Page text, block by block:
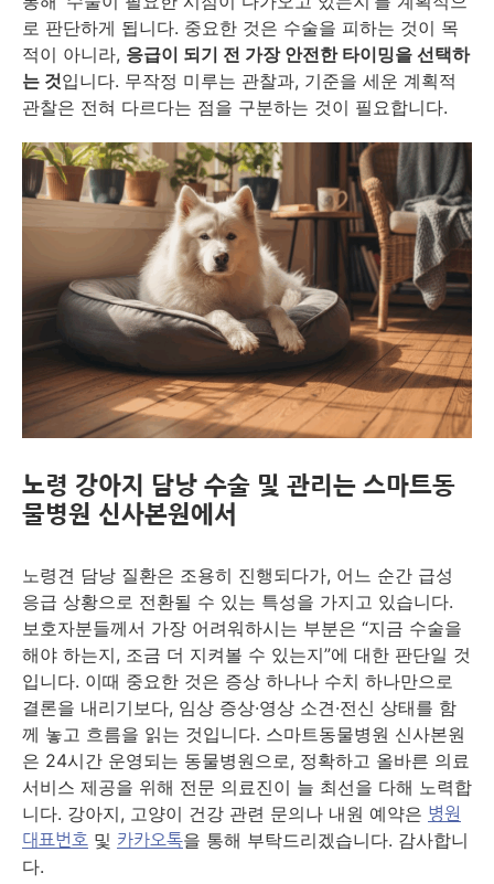
로 판단하게 됩니다. 중요한 것은 수술을 피하는 것이 목
적이 아니라, 응급이 되기 전 가장 안전한 타이밍을 선택하
는 것입니다. 무작정 미루는 관찰과, 기준을 세운 계획적
관찰은 전혀 다르다는 점을 구분하는 것이 필요합니다.
노령 강아지 담낭 수술 및 관리는 스마트동
물병원 신사본원에서
노령견 담낭 질환은 조용히 진행되다가, 어느 순간 급성
응급 상황으로 전환될 수 있는 특성을 가지고 있습니다.
보호자분들께서 가장 어려워하시는 부분은 “지금 수술을
해야 하는지, 조금 더 지켜볼 수 있는지”에 대한 판단일 것
입니다. 이때 중요한 것은 증상 하나나 수치 하나만으로
결론을 내리기보다, 임상 증상·영상 소견·전신 상태를 함
께 놓고 흐름을 읽는 것입니다. 스마트동물병원 신사본원
은 24시간 운영되는 동물병원으로, 정확하고 올바른 의료
서비스 제공을 위해 전문 의료진이 늘 최선을 다해 노력합
니다. 강아지, 고양이 건강 관련 문의나 내원 예약은 병원
대표번호 및 카카오톡을 통해 부탁드리겠습니다. 감사합니
다.